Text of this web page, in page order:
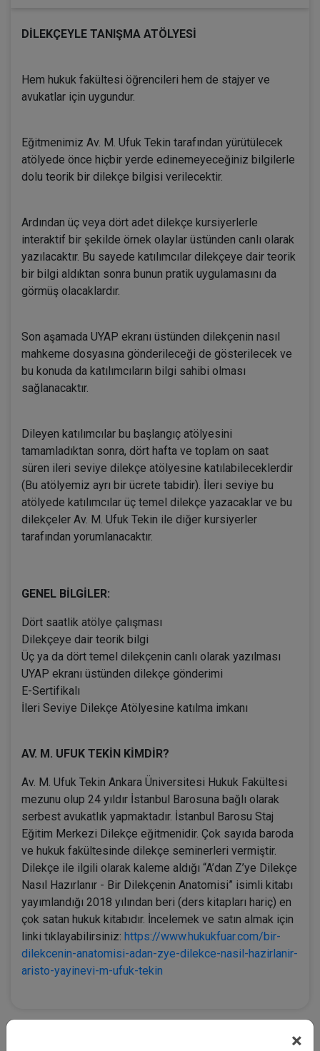
×
DİLEKÇEYLE TANIŞMA ATÖLYESİ
Hem hukuk fakültesi öğrencileri hem de stajyer ve
avukatlar için uygundur.
Eğitmenimiz Av. M. Ufuk Tekin tarafından yürütülecek
atölyede önce hiçbir yerde edinemeyeceğiniz bilgilerle
dolu teorik bir dilekçe bilgisi verilecektir.
Ardından üç veya dört adet dilekçe kursiyerlerle
interaktif bir şekilde örnek olaylar üstünden canlı olarak
yazılacaktır. Bu sayede katılımcılar dilekçeye dair teorik
bir bilgi aldıktan sonra bunun pratik uygulamasını da
görmüş olacaklardır.
Son aşamada UYAP ekranı üstünden dilekçenin nasıl
mahkeme dosyasına gönderileceği de gösterilecek ve
bu konuda da katılımcıların bilgi sahibi olması
sağlanacaktır.
Dileyen katılımcılar bu başlangıç atölyesini
tamamladıktan sonra, dört hafta ve toplam on saat
süren ileri seviye dilekçe atölyesine katılabileceklerdir
(Bu atölyemiz ayrı bir ücrete tabidir). İleri seviye bu
atölyede katılımcılar üç temel dilekçe yazacaklar ve bu
dilekçeler Av. M. Ufuk Tekin ile diğer kursiyerler
tarafından yorumlanacaktır.
GENEL BİLGİLER:
Dört saatlik atölye çalışması
Dilekçeye dair teorik bilgi
Üç ya da dört temel dilekçenin canlı olarak yazılması
UYAP ekranı üstünden dilekçe gönderimi
E-Sertifikalı
İleri Seviye Dilekçe Atölyesine katılma imkanı
AV. M. UFUK TEKİN KİMDİR?
Av. M. Ufuk Tekin Ankara Üniversitesi Hukuk Fakültesi
mezunu olup 24 yıldır İstanbul Barosuna bağlı olarak
serbest avukatlık yapmaktadır. İstanbul Barosu Staj
Eğitim Merkezi Dilekçe eğitmenidir. Çok sayıda baroda
ve hukuk fakültesinde dilekçe seminerleri vermiştir.
Dilekçe ile ilgili olarak kaleme aldığı “A’dan Z’ye Dilekçe
Nasıl Hazırlanır - Bir Dilekçenin Anatomisi” isimli kitabı
yayımlandığı 2018 yılından beri (ders kitapları hariç) en
çok satan hukuk kitabıdır. İncelemek ve satın almak için
linki tıklayabilirsiniz: https://www.hukukfuar.com/bir-
dilekcenin-anatomisi-adan-zye-dilekce-nasil-hazirlanir-
aristo-yayinevi-m-ufuk-tekin